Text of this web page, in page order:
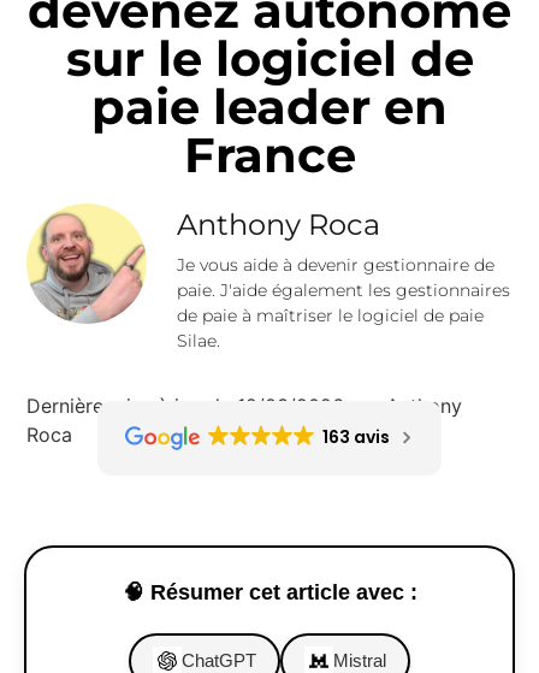
sur le logiciel de
paie leader en
France
Anthony Roca
Je vous aide à devenir gestionnaire de
paie. J'aide également les gestionnaires
de paie à maîtriser le logiciel de paie
Silae.
Dernière mise à jour le 12/03/2026 par Anthony
Roca
163 avis
🧠 Résumer cet article avec :
ChatGPT Mistral